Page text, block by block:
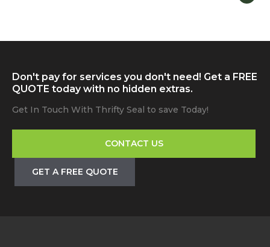
Don't pay for services you don't need! Get a FREE
QUOTE today with no hidden extras.
Get In Touch With Thrifty Seal to save Today!
CONTACT US
GET A FREE QUOTE